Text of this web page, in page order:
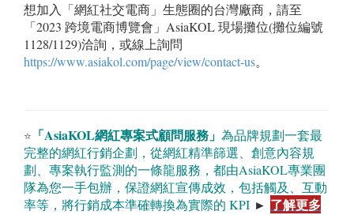
想加入「網紅社交電商」生態圈的台灣廠商，請至
「2023 跨境電商博覽會」AsiaKOL 現場攤位(攤位編號
1128/1129)洽詢，或線上詢問
https://www.asiakol.com/page/view/contact-us。
⭐ 「AsiaKOL網紅專案式顧問服務」 為品牌規劃一套最
完整的網紅行銷企劃，從網紅精準篩選、創意內容規
劃、專案執行監測的一條龍服務，都由AsiaKOL專業團
隊為您一手包辦，保證網紅宣傳成效，包括觸及、互動
率等，將行銷成本準確轉換為實際的 KPI ► 了解更多